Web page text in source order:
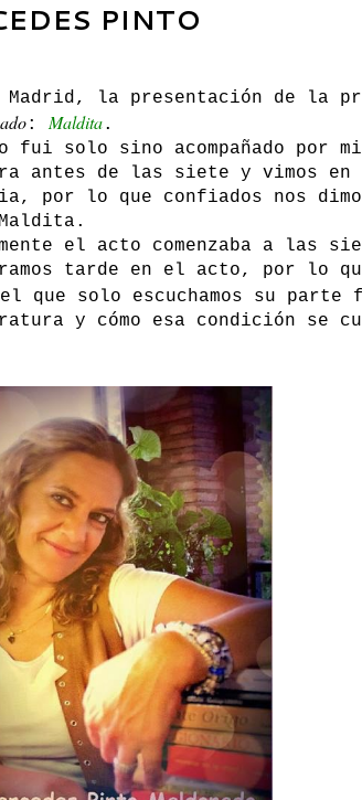
PINTO
Madrid, la presentación de la
:Maldita.
solo sino acompañado por
antes de las siete y vimos en
por lo que confiados nos
el acto comenzaba a las
tarde en el acto, por lo
que solo escuchamos su parte
y cómo esa condición se